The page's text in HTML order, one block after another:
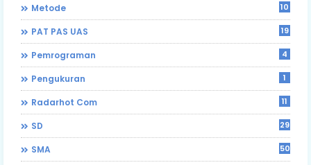
Metode 10
PAT PAS UAS 19
Pemrograman 4
Pengukuran 1
Radarhot Com 11
SD 29
SMA 50